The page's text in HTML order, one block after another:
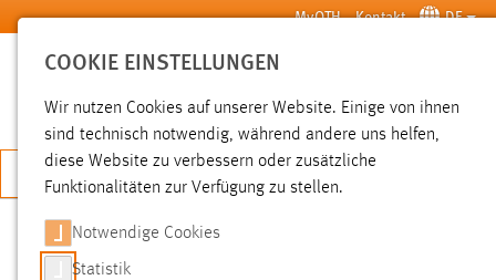
Zum Hauptinhalt springen MyOTH Kontakt DE
SUCHE
JETZT BEWERBEN
SUCHE
COOKIE EINSTELLUNGEN
Wir nutzen Cookies auf unserer Website. Einige von ihnen
sind technisch notwendig, während andere uns helfen,
diese Website zu verbessern oder zusätzliche
Funktionalitäten zur Verfügung zu stellen.
Notwendige Cookies
Statistik